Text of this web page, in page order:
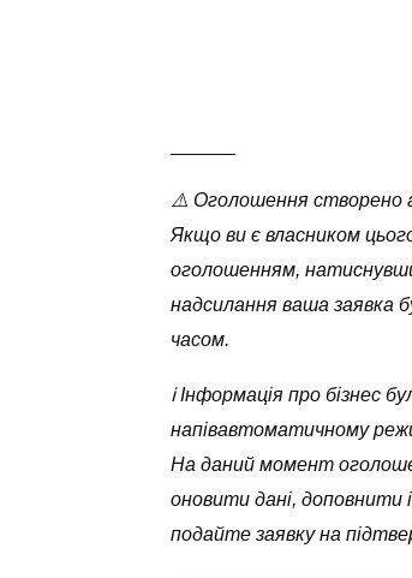
⚠️ Оголошення створено
Якщо ви є власником
оголошенням, натиснувши
надсилання ваша заявка
часом.
ℹ️ Інформація про бізнес
напівавтоматичному
На даний момент
оновити дані,
подайте заявку на